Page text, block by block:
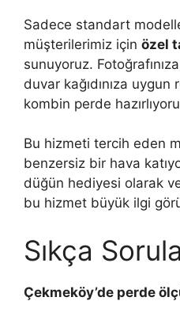
Sadece standart
müşterilerimiz için özel
sunuyoruz.
duvar kağıdınıza
kombin perde
Bu hizmeti tercih eden
benzersiz bir hava
düğün hediyesi olarak
bu hizmet büyük ilgi
Sıkça
Çekmeköy’de perde